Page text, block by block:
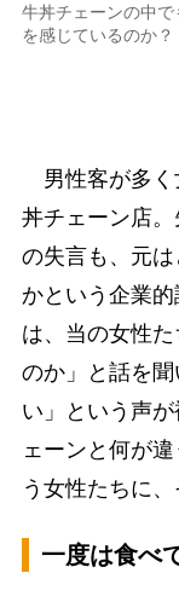
牛丼チェーンの中
を感じているのか？
男性客が多く
丼チェーン店
の失言も、元
かという企業
は、当の女性
のか」と話を
い」という声
ェーンと何が
う女性たちに、
一度は食べ